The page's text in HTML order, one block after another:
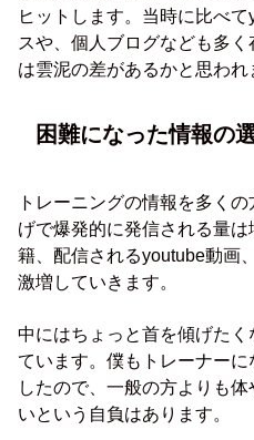
ヒットします。当時に比べ
スや、個人ブログなども多
は雲泥の差があるかと思われ
困難になった情報の
トレーニングの情報を多く
げで爆発的に発信される量
籍、配信されるyoutube動画
激増していきます。
中にはちょっと首を傾げた
ています。僕もトレーナー
したので、一般の方よりも
いという自負はあります。